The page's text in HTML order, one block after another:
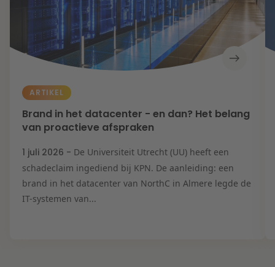
ARTIKEL
Brand in het datacenter - en dan? Het belang
van proactieve afspraken
1 juli 2026 - De Universiteit Utrecht (UU) heeft een
schadeclaim ingediend bij KPN. De aanleiding: een
brand in het datacenter van NorthC in Almere legde de
IT-systemen van...